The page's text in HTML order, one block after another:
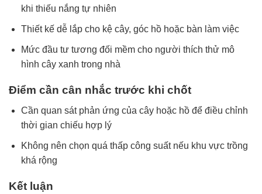
khi thiếu nắng tự nhiên
Thiết kế dễ lắp cho kệ cây, góc hồ hoặc bàn làm việc
Mức đầu tư tương đối mềm cho người thích thử mô
hình cây xanh trong nhà
Điểm cần cân nhắc trước khi chốt
Cần quan sát phản ứng của cây hoặc hồ để điều chỉnh
thời gian chiếu hợp lý
Không nên chọn quá thấp công suất nếu khu vực trồng
khá rộng
Kết luận